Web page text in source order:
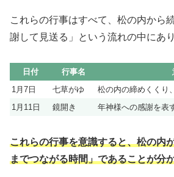
これらの行事はすべて、松の内から
謝して見送る」という流れの中にあり
日付 行事名
1月7日
七草がゆ
松の内の締めくくり
1月11日
鏡開き 年神様への感謝を表
これらの行事を意識すると、松の内
までつながる時間」であることが分